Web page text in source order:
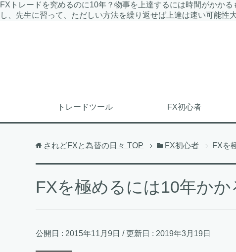
FXトレードを究めるのに10年？物事を上達するには時間がかか
し、先生に習って、ただしい方法を繰り返せば上達は速い可能性
トレードツール FX初心者
されどFXと為替の日々 TOP FX初心者 FXを
FXを極めるには10年か
公開日 : 2015年11月9日 / 更新日 : 2019年3月19日